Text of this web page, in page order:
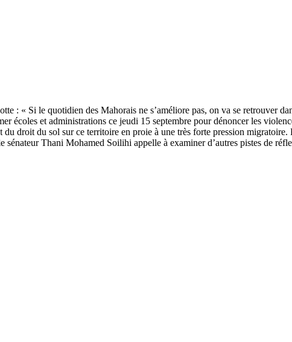
écoles et administrations ce jeudi 15 septembre pour dénoncer les
du droit du sol sur ce territoire en proie à une très forte pression
sénateur Thani Mohamed Soilihi appelle à examiner d’autres pistes de